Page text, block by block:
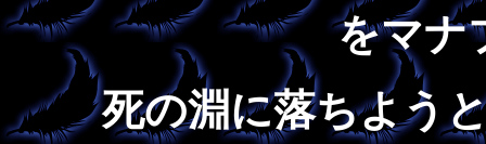
をマナ
死の淵に落ちよう